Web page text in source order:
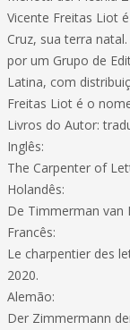
Vicente Freitas Liot
Cruz, sua terra
por um Grupo de
Latina, com
Freitas Liot é o
Livros do Autor:
Inglês:
The Carpenter of
Holandês:
De Timmerman van
Francês:
Le charpentier des
2020.
Alemão:
Der Zimmermann